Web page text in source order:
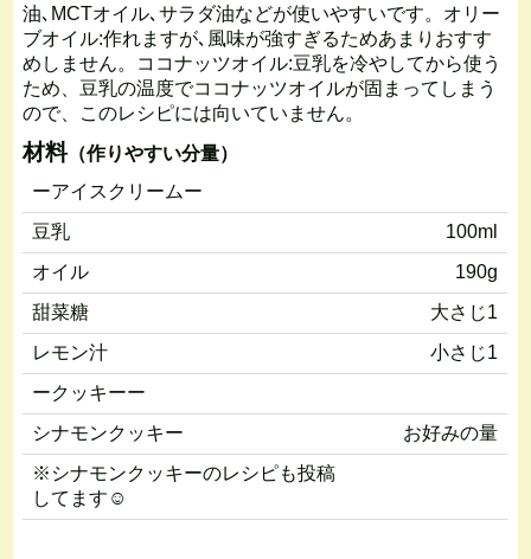
油､MCTオイル､サラダ油などが使いやすいです。オリー
ブオイル:作れますが､風味が強すぎるためあまりおすす
めしません。ココナッツオイル:豆乳を冷やしてから使う
ため、豆乳の温度でココナッツオイルが固まってしまう
ので、このレシピには向いていません。
材料（作りやすい分量）
ーアイスクリームー
豆乳
100ml
オイル
190g
甜菜糖
大さじ1
レモン汁
小さじ1
ークッキーー
シナモンクッキー
お好みの量
※シナモンクッキーのレシピも投稿
してます☺️